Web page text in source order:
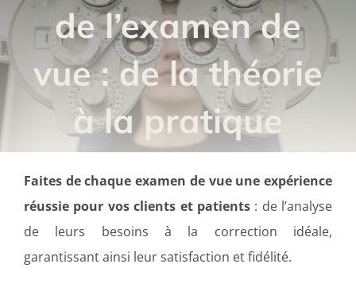
FORMATIONS
À PROPOS
CONTACT
de l’examen de
vue : de la théorie
à la pratique
Faites de chaque examen de vue une expérience
réussie pour vos clients et patients: de l’analyse
de leurs besoins à la correction idéale,
garantissant ainsi leur satisfaction et fidélité.